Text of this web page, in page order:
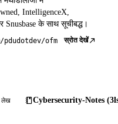
IntelligenceX,
Snusbase के साथ सूचीबद्ध।
pdudotdev/ofm स्रोत देखें
लेख Cybersecurity-Notes